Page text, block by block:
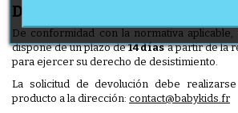
Devoluciones y derecho de
De conformidad con la normativa
dispone de un plazo de14 díasa partir de la
para ejercer su derecho de desistimiento.
La solicitud de devolución debe
producto a la dirección: contact@babykids.fr